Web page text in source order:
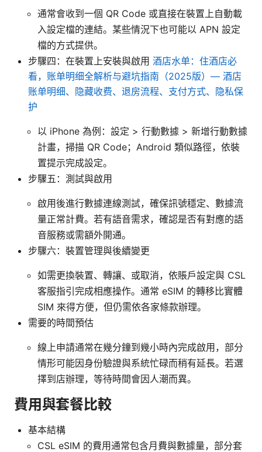
通常會收到一個 QR Code 或直接在裝置上自動載
入設定檔的連結。某些情況下也可能以 APN 設定
檔的方式提供。
步驟四：在裝置上安裝與啟用 酒店水单：住酒店必
看，账单明细全解析与避坑指南（2025版）— 酒店
账单明细、隐藏收费、退房流程、支付方式、隐私保
护
以 iPhone 為例：設定 > 行動數據 > 新增行動數據
計畫，掃描 QR Code；Android 類似路徑，依裝
置提示完成設定。
步驟五：測試與啟用
啟用後進行數據連線測試，確保訊號穩定、數據流
量正常計費。若有語音需求，確認是否有對應的語
音服務或需額外開通。
步驟六：裝置管理與後續變更
如需更換裝置、轉讓、或取消，依賬戶設定與 CSL
客服指引完成相應操作。通常 eSIM 的轉移比實體
SIM 來得方便，但仍需依各家條款辦理。
需要的時間預估
線上申請通常在幾分鐘到幾小時內完成啟用，部分
情形可能因身份驗證與系統忙碌而稍有延長。若選
擇到店辦理，等待時間會因人潮而異。
費用與套餐比較
基本結構
CSL eSIM 的費用通常包含月費與數據量，部分套